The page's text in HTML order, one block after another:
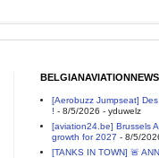
BELGIANAVIATIONNEWS
[Aerobuzz Jumpseat]
! - 8/5/2026 - yduwelz
[aviation24.be] Brussels
growth for 2027 - 8/5/
[TANKS IN TOWN] 🚨